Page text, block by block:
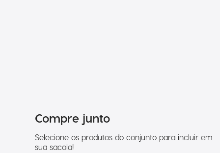
Compre junto
Selecione os produtos do conjunto para incluir em
sua sacola!